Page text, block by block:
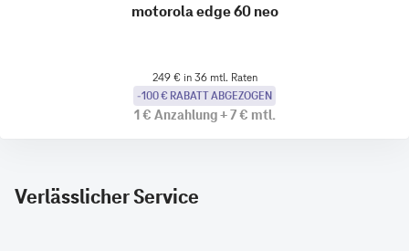
motorola edge 60 neo
249 € in 36 mtl. Raten
-100 € RABATT ABGEZOGEN
1 € Anzahlung+7 € mtl.
Verlässlicher Service